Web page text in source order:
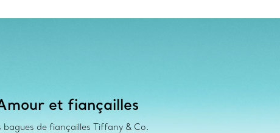
et fiançailles
bagues de fiançailles Tiffany & Co.